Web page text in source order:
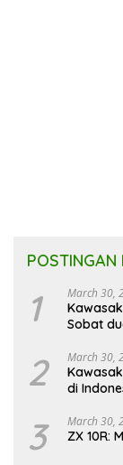
POSTINGAN
1 March 30,
Sobat
2 March 30,
di
3 March 30,
ZX 10R: